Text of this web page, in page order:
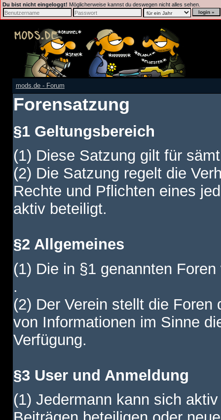
Du bist nicht eingeloggt! Möglicherweise kannst du deswegen nicht alles sehen.
mods.de - Forum
Forensatzung
§1 Geltungsbereich
(1) Diese Satzung gilt für
(2) Die Satzung regelt die
Rechte und Pflichten eines
aktiv beteiligt.
§2 Allgemeines
(1) Die in §1 genannten
.
(2) Der Verein stellt die
von Informationen im Sinne
Verfügung.
§3 User und Anmeldung
(1) Jedermann kann sich